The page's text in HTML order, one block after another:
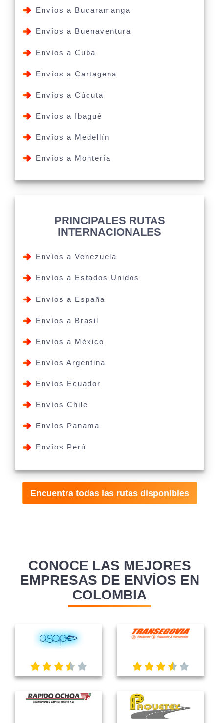
Envíos a Bucaramanga
Envíos a Buenaventura
Envíos a Cuba
Envíos a Cartagena
Envíos a Cúcuta
Envíos a Ibagué
Envíos a Medellín
Envíos a Montería
PRINCIPALES RUTAS
INTERNACIONALES
Envíos a Venezuela
Envíos a Estados Unidos
Envíos a España
Envíos a Brasil
Envíos a México
Envíos Argentina
Envíos Ecuador
Envíos Chile
Envíos Panama
Envíos Perú
Encuentra todas las rutas disponibles
CONOCE LAS MEJORES
EMPRESAS DE ENVÍOS EN
COLOMBIA